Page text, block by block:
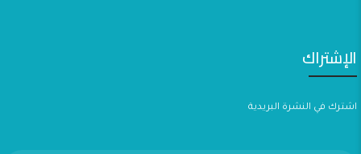
الإشتراك
اشترك في النشرة البريدية